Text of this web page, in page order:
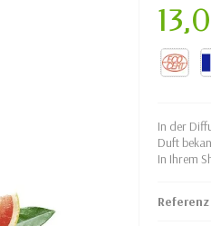
In der
Duft
In Ihrem
Referenz